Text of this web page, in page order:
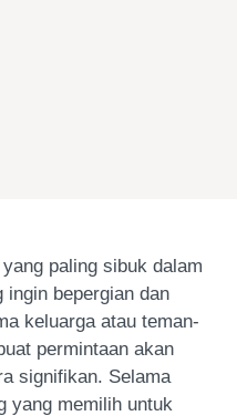
paling sibuk dalam
ingin bepergian dan
keluarga atau teman-
permintaan akan
signifikan. Selama
yang memilih untuk